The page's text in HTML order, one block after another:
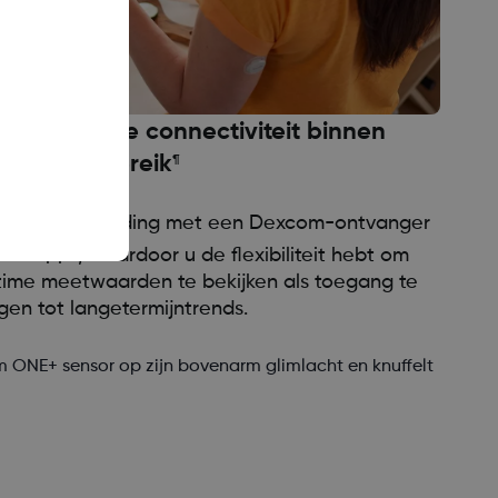
: naadloze connectiviteit binnen
handbereik¶
verbinding met een Dexcom-ontvanger
, waardoor u de flexibiliteit hebt om
meetwaarden te bekijken als toegang te
tot langetermijntrends.